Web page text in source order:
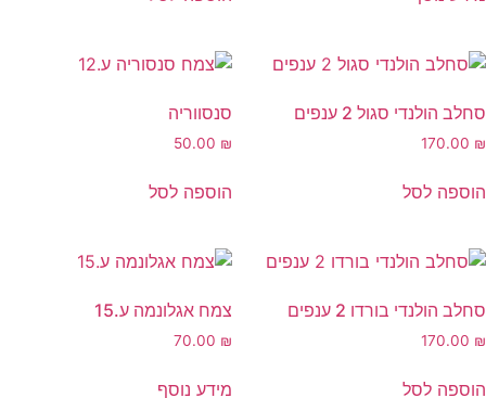
סחלב הולנדי סגול 2 ענפים
170.00 ₪
הוספה לסל
סנסווריה
50.00 ₪
הוספה לסל
סחלב הולנדי בורדו 2 ענפים
170.00 ₪
הוספה לסל
צמח אגלונמה ע.15
70.00 ₪
מידע נוסף